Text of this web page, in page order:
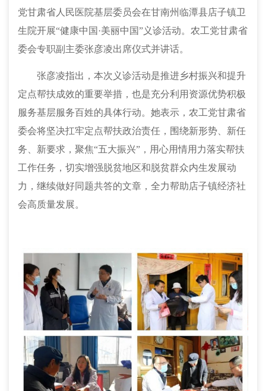
党甘肃省人民医院基层委员会在甘南州临潭县店子镇卫
生院开展“健康中国·美丽中国”义诊活动。农工党甘肃省
委会专职副主委张彦凌出席仪式并讲话。
张彦凌指出，本次义诊活动是推进乡村振兴和提升
定点帮扶成效的重要举措，也是充分利用资源优势积极
服务基层服务百姓的具体行动。她表示，农工党甘肃省
委会将坚决扛牢定点帮扶政治责任，围绕新形势、新任
务、新要求，聚焦“五大振兴”，用心用情用力落实帮扶
工作任务，切实增强脱贫地区和脱贫群众内生发展动
力，继续做好同题共答的文章，全力帮助店子镇经济社
会高质量发展。